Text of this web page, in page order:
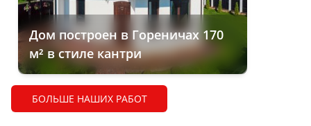
Дом построен в Гореничах 170
м² в стиле кантри
БОЛЬШЕ НАШИХ РАБОТ